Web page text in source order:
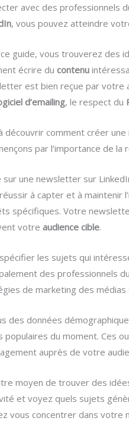
avec des professionnels
, vous pouvez atteindre
guide, vous trouverez des
écrire ducontenu
est bien reçue par votre
d’emailing, le respect du
découvrir comment créer
par l’importance de
sur une newsletter sur
à capter et à maintenir
spécifiques. Votre
votre audience cible.
les sujets qui
des professionnels
de marketing des médias
des données
populaires du moment. Ces
auprès de votre
moyen de trouver des
et voyez quels sujets
vous concentrer dans votre